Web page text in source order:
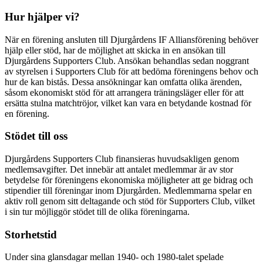
Hur hjälper vi?
När en förening ansluten till Djurgårdens IF Alliansförening behöver
hjälp eller stöd, har de möjlighet att skicka in en ansökan till
Djurgårdens Supporters Club. Ansökan behandlas sedan noggrant
av styrelsen i Supporters Club för att bedöma föreningens behov och
hur de kan bistås. Dessa ansökningar kan omfatta olika ärenden,
såsom ekonomiskt stöd för att arrangera träningsläger eller för att
ersätta stulna matchtröjor, vilket kan vara en betydande kostnad för
en förening.
Stödet till oss
Djurgårdens Supporters Club finansieras huvudsakligen genom
medlemsavgifter. Det innebär att antalet medlemmar är av stor
betydelse för föreningens ekonomiska möjligheter att ge bidrag och
stipendier till föreningar inom Djurgården. Medlemmarna spelar en
aktiv roll genom sitt deltagande och stöd för Supporters Club, vilket
i sin tur möjliggör stödet till de olika föreningarna.
Storhetstid
Under sina glansdagar mellan 1940- och 1980-talet spelade